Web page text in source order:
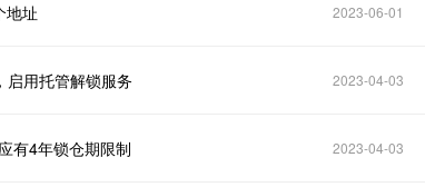
地址 2023-06-01
启用托管解锁服务 2023-04-03
有4年锁仓期限制 2023-04-03